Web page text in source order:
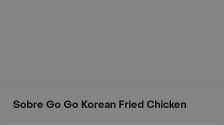
Sobre Go Go Korean Fried Chicken